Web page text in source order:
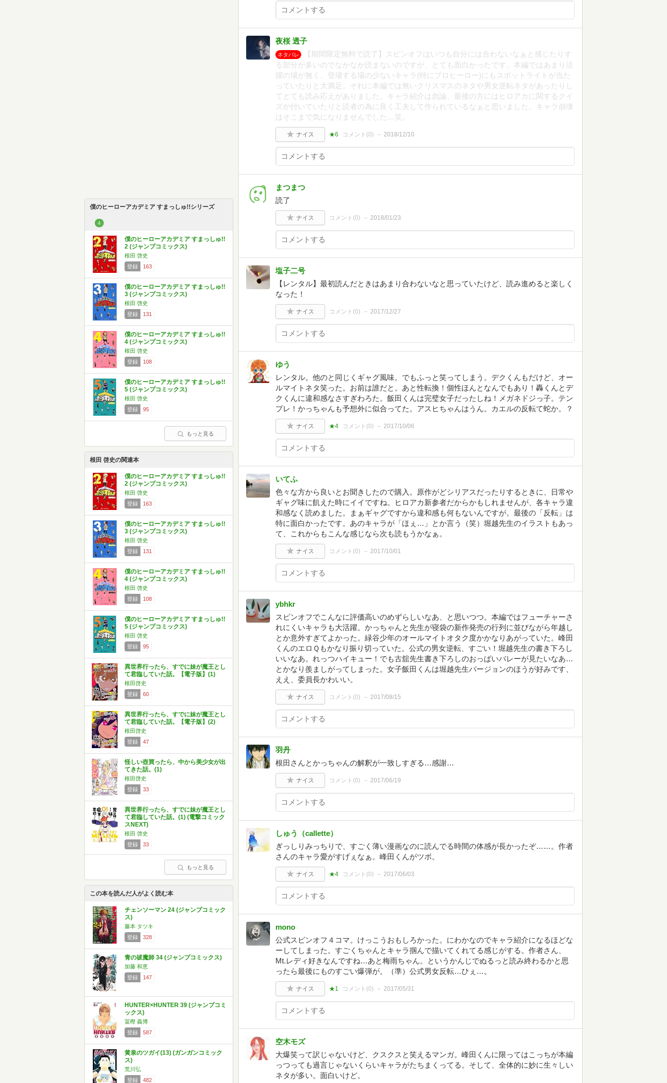
僕のヒーローアカデミア すまっしゅ!!シリーズ
4
僕のヒーローアカデミア すまっしゅ!!
2 (ジャンプコミックス)
根田 啓史
登録
163
僕のヒーローアカデミア すまっしゅ!!
3 (ジャンプコミックス)
根田 啓史
登録
131
僕のヒーローアカデミア すまっしゅ!!
4 (ジャンプコミックス)
根田 啓史
登録
108
僕のヒーローアカデミア すまっしゅ!!
5 (ジャンプコミックス)
根田 啓史
登録
95
もっと見る
根田 啓史の関連本
僕のヒーローアカデミア すまっしゅ!!
2 (ジャンプコミックス)
根田 啓史
登録
163
僕のヒーローアカデミア すまっしゅ!!
3 (ジャンプコミックス)
根田 啓史
登録
131
僕のヒーローアカデミア すまっしゅ!!
4 (ジャンプコミックス)
根田 啓史
登録
108
僕のヒーローアカデミア すまっしゅ!!
5 (ジャンプコミックス)
根田 啓史
登録
95
異世界行ったら、すでに妹が魔王とし
て君臨していた話。【電子版】(1)
根田啓史
登録
60
異世界行ったら、すでに妹が魔王とし
て君臨していた話。【電子版】(2)
根田啓史
登録
47
怪しい壺買ったら、中から美少女が出
てきた話。(1)
根田啓史
登録
33
異世界行ったら、すでに妹が魔王とし
て君臨していた話。(1) (電撃コミック
スNEXT)
根田 啓史
登録
33
もっと見る
この本を読んだ人がよく読む本
チェンソーマン 24 (ジャンプコミック
ス)
藤本 タツキ
登録
328
青の祓魔師 34 (ジャンプコミックス)
加藤 和恵
登録
147
HUNTER×HUNTER 39 (ジャンプコミ
ックス)
冨樫 義博
登録
587
黄泉のツガイ(13) (ガンガンコミック
ス)
荒川弘
登録
482
夜桜 透子
ネタバレ
【期間限定無料で読了】スピンオフはいつも自分には合わないなぁと感じたりす
る部分が多いのでなかなか読まないのですが、とても面白かったです。本編ではあまり活
躍の場が無く、登場する場の少ないキャラ(特にプロヒーロー)にもスポットライトが当た
っていたりと大満足。それに本編では無いクリスマスのネタや男女逆転ネタがあったりし
てとても読み応えがありました。キャラ紹介は勿論、最後の方にはヒロアカに関するクイ
ズが付いていたりと読者の為に良く工夫して作られているなぁと思いました。キャラ崩壊
はそこまで気になりませんでした…笑。
ナイス ★6 コメント(0) 2018/12/10
まつまつ
読了
ナイス コメント(0) 2018/01/23
塩子二号
【レンタル】最初読んだときはあまり合わないなと思っていたけど、読み進めると楽しく
なった！
ナイス コメント(0) 2017/12/27
ゆう
レンタル。他のと同じくギャグ風味。でもふっと笑ってしまう。デクくんもだけど、オー
ルマイトネタ笑った。お前は誰だと。あと性転換！個性ほんとなんでもあり！轟くんとデ
クくんに違和感なさすぎわろた。飯田くんは完璧女子だったしね！メガネドジっ子。テン
プレ！かっちゃんも予想外に似合ってた。アスヒちゃんはうん。カエルの反転て蛇か。？
ナイス ★4 コメント(0) 2017/10/06
いてふ
色々な方から良いとお聞きしたので購入。原作がどシリアスだったりするときに、日常や
ギャグ味に飢えた時にイイですね。ヒロアカ新参者だからかもしれませんが、各キャラ違
和感なく読めました。まぁギャグですから違和感も何もないんですが。最後の「反転」は
特に面白かったです。あのキャラが「ほぇ…」とか言う（笑）堀越先生のイラストもあっ
て、これからもこんな感じなら次も読もうかなぁ。
ナイス コメント(0) 2017/10/01
ybhkr
スピンオフでこんなに評価高いのめずらしいなあ、と思いつつ。本編ではフューチャーさ
れにくいキャラも大活躍。かっちゃんと先生が寝袋の新作発売の行列に並びながら年越し
とか意外すぎてよかった。緑谷少年のオールマイトオタク度かかなりあがっていた。峰田
くんのエロＱもかなり振り切っていた。公式の男女逆転、すごい！堀越先生の書き下ろし
いいなあ。れっつハイキュー！でも古舘先生書き下ろしのおっぱいバレーが見たいなあ…
とかなり羨ましがってしまった。女子飯田くんは堀越先生バージョンのほうが好みです、
ええ、委員長かわいい。
ナイス コメント(0) 2017/08/15
羽丹
根田さんとかっちゃんの解釈が一致しすぎる…感謝…
ナイス コメント(0) 2017/06/19
しゅう（callette）
ぎっしりみっちりで、すごく薄い漫画なのに読んでる時間の体感が長かったぞ……。作者
さんのキャラ愛がすげぇなぁ。峰田くんがツボ。
ナイス ★4 コメント(0) 2017/06/03
mono
公式スピンオフ４コマ。けっこうおもしろかった。にわかなのでキャラ紹介になるほどな
ーしてしまった。すごくちゃんとキャラ掴んで描いてくれてる感じがする。作者さん、
Mt.レディ好きなんですね…あと梅雨ちゃん。というかんじでぬるっと読み終わるかと思
ったら最後にものすごい爆弾が。（準）公式男女反転…ひぇ…。
ナイス ★1 コメント(0) 2017/05/31
空木モズ
大爆笑って訳じゃないけど、クスクスと笑えるマンガ。峰田くんに限ってはこっちが本編
っつっても過言じゃないくらいキャラがたちまくってる。そして、全体的に妙に生々しい
ネタが多い。面白いけど。